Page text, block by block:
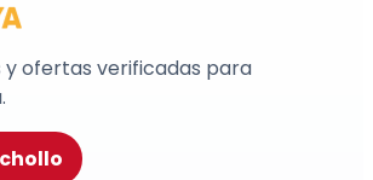
y ofertas verificadas para